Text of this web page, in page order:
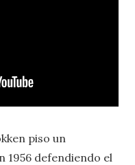
piso un
1956 defendiendo el